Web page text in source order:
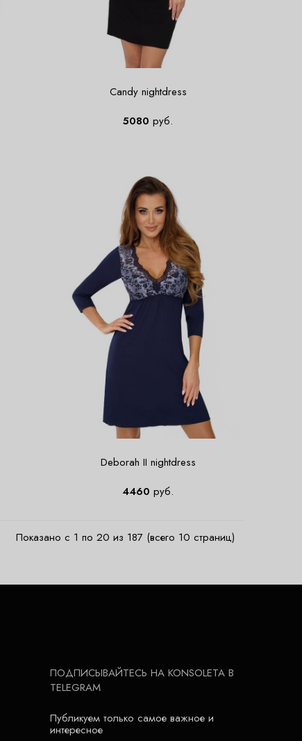
Candy nightdress
5080 руб.
Deborah II nightdress
4460 руб.
Показано с 1 по 20 из 187 (всего 10 страниц)
ПОДПИСЫВАЙТЕСЬ НА KONSOLETA В
TELEGRAM
Публикуем только самое важное и
интересное